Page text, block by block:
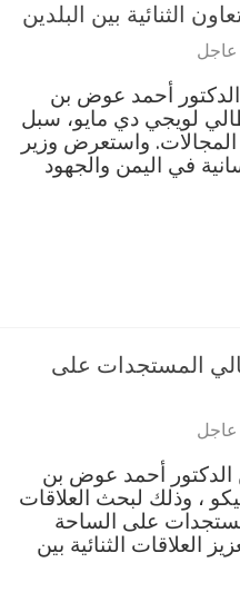
الثنائية بين البلدين
عاجل
أحمد عوض بن
لويجي دي مايو، سبل
المجالات. واستعرض وزير
في اليمن والجهود
المستجدات على
عاجل
الدكتور أحمد عوض بن
، وذلك لبحث العلاقات
على الساحة
العلاقات الثنائية بين